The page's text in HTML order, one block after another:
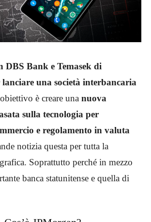
DBS Bank e Temasek di
una società interbancaria
è creare una nuova
sulla tecnologia per
e regolamento in valuta
notizia questa per tutta la
Soprattutto perché in mezzo
banca statunitense e quella di